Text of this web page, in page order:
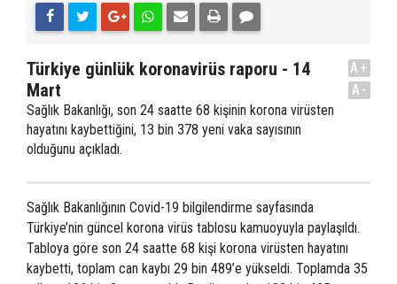
Türkiye günlük koronavirüs raporu - 14
Mart
Sağlık Bakanlığı, son 24 saatte 68 kişinin korona virüsten
hayatını kaybettiğini, 13 bin 378 yeni vaka sayısının
olduğunu açıkladı.
A+
A-
Sağlık Bakanlığının Covid-19 bilgilendirme sayfasında
Türkiye’nin güncel korona virüs tablosu kamuoyuyla paylaşıldı.
Tabloya göre son 24 saatte 68 kişi korona virüsten hayatını
kaybetti, toplam can kaybı 29 bin 489’e yükseldi. Toplamda 35